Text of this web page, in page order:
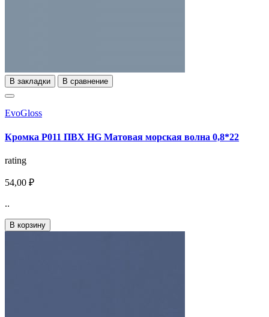
В закладки В сравнение
EvoGloss
Кромка P011 ПВХ HG Матовая морская волна 0,8*22
rating
54,00 ₽
..
В корзину